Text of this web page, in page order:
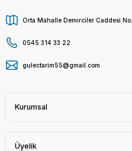
Orta Mahalle Demirciler Caddesi
0545 314 33 22
gulectarim55@gmail.com
Kurumsal
Üyelik